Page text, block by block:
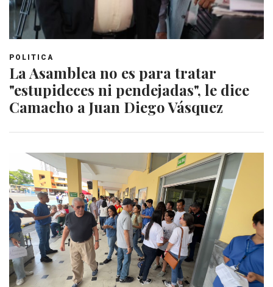
POLITICA
La Asamblea no es para tratar
"estupideces ni pendejadas", le dice
Camacho a Juan Diego Vásquez